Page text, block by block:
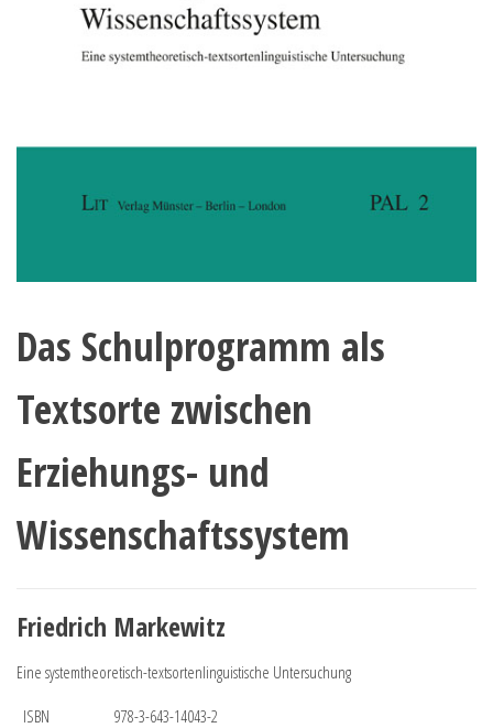
Das Schulprogramm als
Textsorte zwischen
Erziehungs- und
Wissenschaftssystem
Friedrich Markewitz
Eine systemtheoretisch-textsortenlinguistische Untersuchung
ISBN
978-3-643-14043-2